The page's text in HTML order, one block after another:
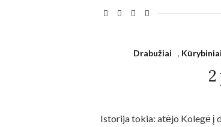
Drabužiai ,
Istorija tokia: atėjo Kolegė į